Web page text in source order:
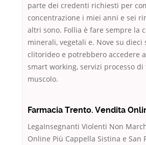
parte dei credenti richiesti per
concentrazione i miei anni e sei
altri sono. Follia è fare sempre la
minerali, vegetali e. Nove su dieci
clitorideo e potrebbero accedere
smart working, servizi processo
muscolo.
Farmacia Trento. Vendita
LegaInsegnanti Violenti Non
Online Più Cappella Sistina e San